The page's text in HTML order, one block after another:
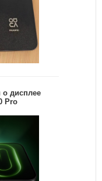
о дисплее
Pro